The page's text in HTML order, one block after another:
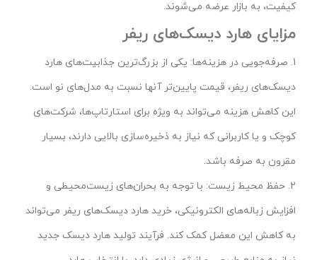
کیفیت، به بازار عرضه می‌شوند.
مزایای هارد دیسک‌های ریفر
1. صرفه‌جویی در هزینه‌ها: یکی از بزرگ‌ترین جذابیت‌های هارد
دیسک‌های ریفر، قیمت پایین‌تر آنها نسبت به مدل‌های نو است.
این کاهش هزینه می‌تواند به ویژه برای استارتاپ‌ها، شرکت‌های
کوچک و یا کاربرانی که نیاز به ذخیره‌سازی بالایی دارند، بسیار
مقرون به صرفه باشد.
2. حفظ محیط زیست: با توجه به بحران‌های زیست‌محیطی و
افزایش زباله‌های الکترونیکی، خرید هارد دیسک‌های ریفر می‌تواند
به کاهش این معضل کمک کند. فرآیند تولید هارد دیسک جدید